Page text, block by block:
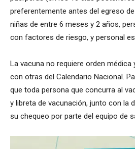
preferentemente antes del egreso
niñas de entre 6 meses y 2 años,
con factores de riesgo, y personal
La vacuna no requiere orden médica
con otras del Calendario Nacional.
que toda persona que concurra al
y libreta de vacunación, junto con la
su chequeo por parte del equipo de